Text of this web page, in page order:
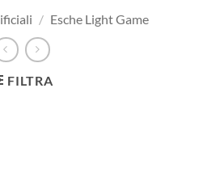
/ Esche Light Game
FILTRA